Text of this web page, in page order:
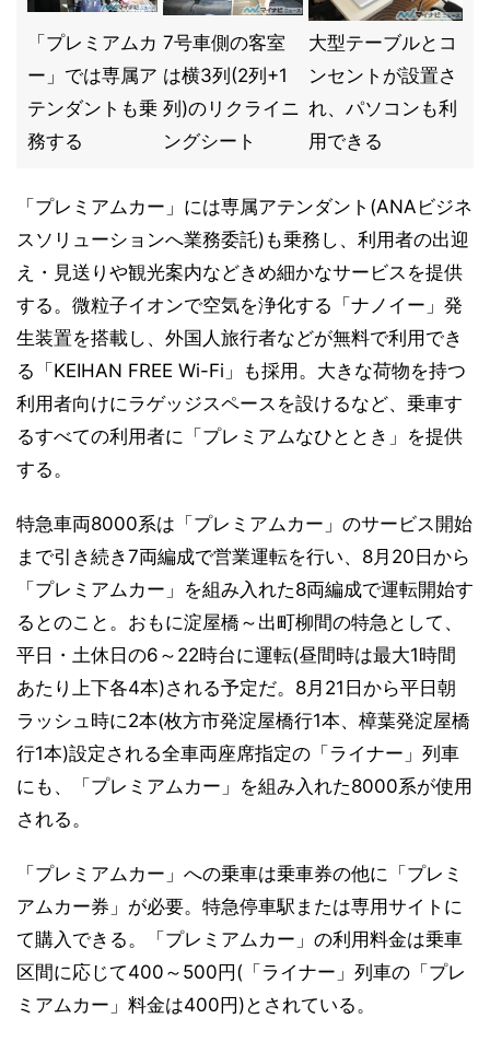
「プレミアムカ
ー」では専属ア
テンダントも乗
務する
7号車側の客室
は横3列(2列+1
列)のリクライニ
ングシート
大型テーブルとコ
ンセントが設置さ
れ、パソコンも利
用できる
「プレミアムカー」には専属アテンダント(ANAビジネ
スソリューションへ業務委託)も乗務し、利用者の出迎
え・見送りや観光案内などきめ細かなサービスを提供
する。微粒子イオンで空気を浄化する「ナノイー」発
生装置を搭載し、外国人旅行者などが無料で利用でき
る「KEIHAN FREE Wi-Fi」も採用。大きな荷物を持つ
利用者向けにラゲッジスペースを設けるなど、乗車す
るすべての利用者に「プレミアムなひととき」を提供
する。
特急車両8000系は「プレミアムカー」のサービス開始
まで引き続き7両編成で営業運転を行い、8月20日から
「プレミアムカー」を組み入れた8両編成で運転開始す
るとのこと。おもに淀屋橋～出町柳間の特急として、
平日・土休日の6～22時台に運転(昼間時は最大1時間
あたり上下各4本)される予定だ。8月21日から平日朝
ラッシュ時に2本(枚方市発淀屋橋行1本、樟葉発淀屋橋
行1本)設定される全車両座席指定の「ライナー」列車
にも、「プレミアムカー」を組み入れた8000系が使用
される。
「プレミアムカー」への乗車は乗車券の他に「プレミ
アムカー券」が必要。特急停車駅または専用サイトに
て購入できる。「プレミアムカー」の利用料金は乗車
区間に応じて400～500円(「ライナー」列車の「プレ
ミアムカー」料金は400円)とされている。